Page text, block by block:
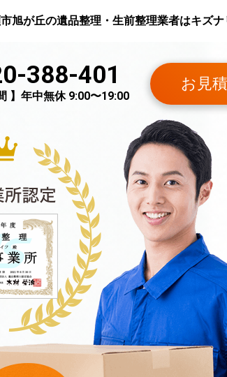
旭が丘の遺品整理・生前整理業者はキズ
388-401
】年中無休 9:00〜19:00
お見